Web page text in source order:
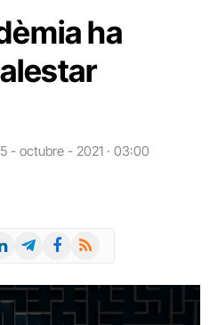
ha
- octubre - 2021 · 03:00
TelegramFacebook
RSS